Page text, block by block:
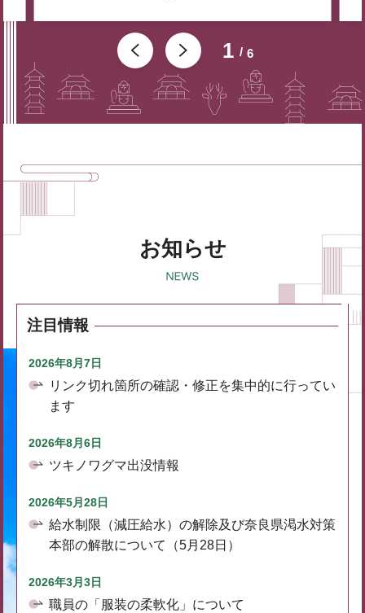
1 6
お知らせ
注目情報
2026年8月7日
リンク切れ箇所の確認・修正を集中的に行ってい
ます
2026年8月6日
ツキノワグマ出没情報
2026年5月28日
給水制限（減圧給水）の解除及び奈良県渇水対策
本部の解散について（5月28日）
2026年3月3日
職員の「服装の柔軟化」について